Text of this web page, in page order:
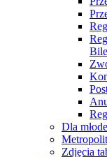
Dla
Zdjęcia